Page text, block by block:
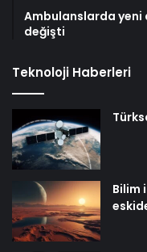
Ambulanslarda yeni
değişti
Teknoloji Haberleri
Bilim